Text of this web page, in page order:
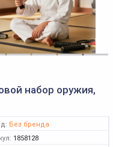
набор оружия,
Без бренда
1858128